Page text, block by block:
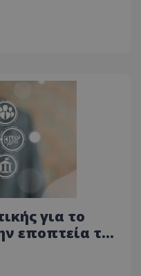
όσα
για το
εποπτεία των
ύποπτες